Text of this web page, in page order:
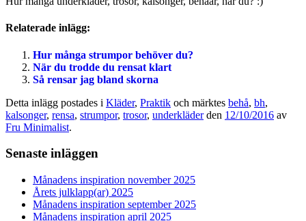
Relaterade inlägg:
Hur många strumpor behöver du?
När du trodde du rensat klart
Så rensar jag bland skorna
Detta inlägg postades i Kläder, Praktik och märktes behå, bh,
kalsonger, rensa, strumpor, trosor, underkläderden 12/10/2016 av
Fru Minimalist.
Senaste inläggen
Månadens inspiration november 2025
Årets julklapp(ar) 2025
Månadens inspiration september 2025
Månadens inspiration april 2025